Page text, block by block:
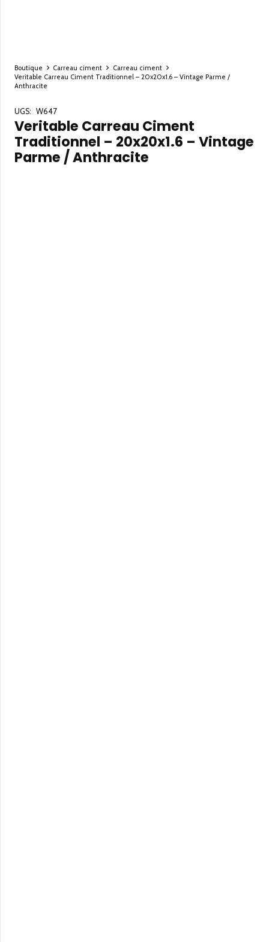
Boutique Carreau ciment
Carreau ciment
Veritable Carreau Ciment Traditionnel – 20x20x1.6 – Vintage Parme /
Anthracite
UGS: W647
Veritable Carreau Ciment
Traditionnel – 20x20x1.6 – Vintage
Parme / Anthracite